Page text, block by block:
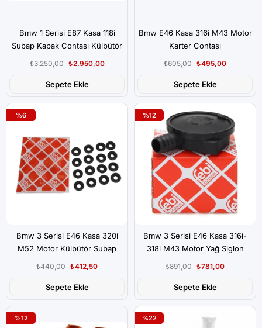
Bmw 1 Serisi E87 Kasa 118i
Subap Kapak Contası Külbütör
₺2.950,00
₺3.250,00
Sepete Ekle
Bmw E46 Kasa 316i M43 Motor
Karter Contası
₺495,00
₺605,00
Sepete Ekle
Bmw 3 Serisi E46 Kasa 320i
M52 Motor Külbütör Subap
₺412,50
₺440,00
Sepete Ekle
%6
Bmw 3 Serisi E46 Kasa 316i-
318i M43 Motor Yağ Siglon
₺781,00
₺891,00
Sepete Ekle
%12
%12 %22